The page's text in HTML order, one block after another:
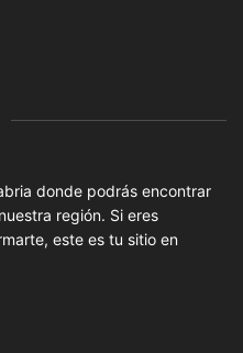
donde podrás encontrar
región. Si eres
este es tu sitio en